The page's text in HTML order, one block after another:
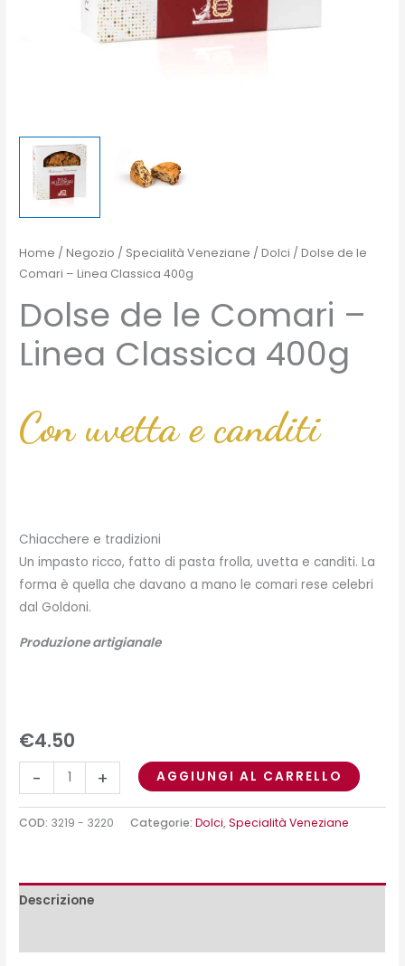
Home /Negozio / Specialità Veneziane /Dolci / Dolse de le
Comari – Linea Classica 400g
Dolse de le Comari –
Linea Classica 400g
Con uvetta e canditi
Chiacchere e tradizioni
Un impasto ricco, fatto di pasta frolla, uvetta e canditi. La
forma è quella che davano a mano le comari rese celebri
dal Goldoni.
Produzione artigianale
€4.50
- + AGGIUNGI AL CARRELLO
COD: 3219 - 3220 Categorie:Dolci,Specialità Veneziane
Descrizione